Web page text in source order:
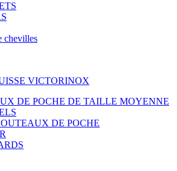
chevilles
VICTORINOX
DE POCHE DE TAILLE MOYENNE
DE POCHE